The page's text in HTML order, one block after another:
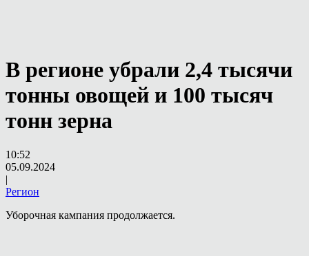
В регионе убрали 2,4 тысячи
тонны овощей и 100 тысяч
тонн зерна
10:52
05.09.2024
|
Регион
Уборочная кампания продолжается.